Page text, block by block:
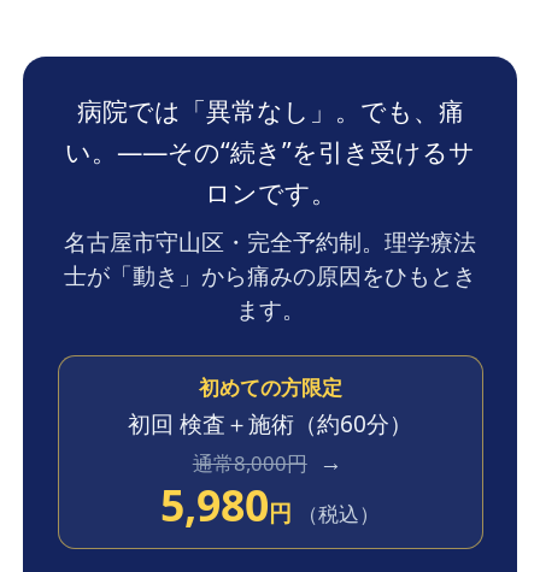
病院では「異常なし」。でも、痛
い。——その“続き”を引き受けるサ
ロンです。
名古屋市守山区・完全予約制。理学療法
士が「動き」から痛みの原因をひもとき
ます。
初めての方限定
初回 検査＋施術 （約60分）
通常8,000円 →
5,980円 （税込）